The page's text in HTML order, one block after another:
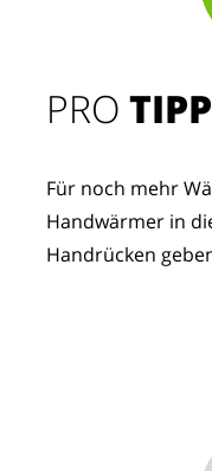
PROTIPP
Für noch mehr
Handwärmer in
Handrücken